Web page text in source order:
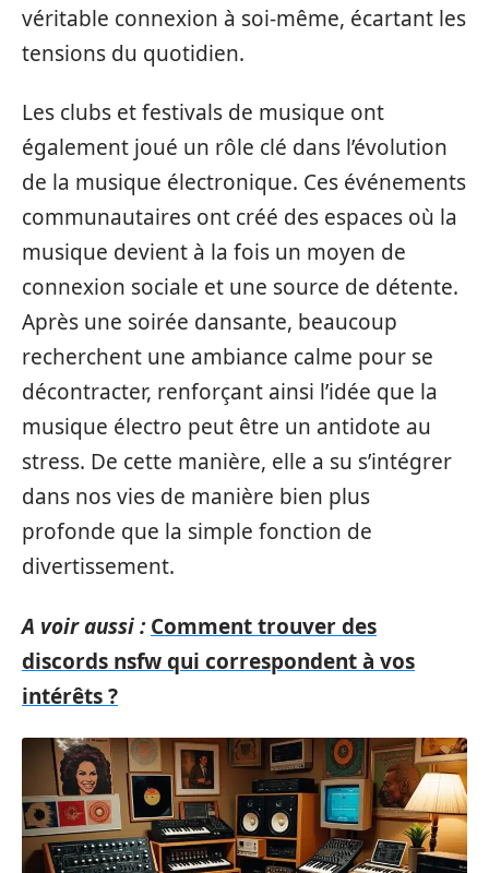
véritable connexion à soi-même, écartant les
tensions du quotidien.
Les clubs et festivals de musique ont
également joué un rôle clé dans l’évolution
de la musique électronique. Ces événements
communautaires ont créé des espaces où la
musique devient à la fois un moyen de
connexion sociale et une source de détente.
Après une soirée dansante, beaucoup
recherchent une ambiance calme pour se
décontracter, renforçant ainsi l’idée que la
musique électro peut être un antidote au
stress. De cette manière, elle a su s’intégrer
dans nos vies de manière bien plus
profonde que la simple fonction de
divertissement.
A voir aussi : Comment trouver des
discords nsfw qui correspondent à vos
intérêts ?